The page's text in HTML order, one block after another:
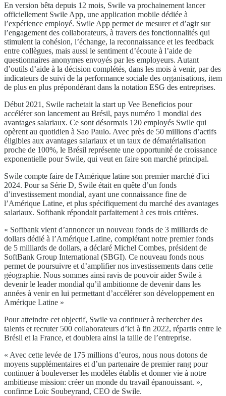
En version bêta depuis 12 mois, Swile va prochainement lancer
officiellement Swile App, une application mobile dédiée à
l’expérience employé. Swile App permet de mesurer et d’agir sur
l’engagement des collaborateurs, à travers des fonctionnalités qui
stimulent la cohésion, l’échange, la reconnaissance et les feedback
entre collègues, mais aussi le sentiment d’écoute à l’aide de
questionnaires anonymes envoyés par les employeurs. Autant
d’outils d’aide à la décision complétés, dans les mois à venir, par des
indicateurs de suivi de la performance sociale des organisations, item
de plus en plus prépondérant dans la notation ESG des entreprises.
Début 2021, Swile rachetait la start up Vee Beneficios pour
accélérer son lancement au Brésil, pays numéro 1 mondial des
avantages salariaux. Ce sont désormais 120 employés Swile qui
opèrent au quotidien à Sao Paulo. Avec près de 50 millions d’actifs
éligibles aux avantages salariaux et un taux de dématérialisation
proche de 100%, le Brésil représente une opportunité́ de croissance
exponentielle pour Swile, qui veut en faire son marché principal.
Swile compte faire de l'Amérique latine son premier marché d'ici
2024. Pour sa Série D, Swile était en quête d’un fonds
d’investissement mondial, ayant une connaissance fine de
l’Amérique Latine, et plus spécifiquement du marché des avantages
salariaux. Softbank répondait parfaitement à ces trois critères.
« Softbank vient d’annoncer un nouveau fonds de 3 milliards de
dollars dédié à l’Amérique Latine, complétant notre premier fonds
de 5 milliards de dollars, a déclaré Michel Combes, président de
SoftBank Group International (SBGI). Ce nouveau fonds nous
permet de poursuivre et d’amplifier nos investissements dans cette
géographie. Nous sommes ainsi ravis de pouvoir aider Swile à
devenir le leader mondial qu’il ambitionne de devenir dans les
années à venir en lui permettant d’accélérer son développement en
Amérique Latine »
Pour atteindre cet objectif, Swile va continuer à rechercher des
talents et recruter 500 collaborateurs d’ici à fin 2022, répartis entre le
Brésil et la France, et doublera ainsi la taille de l’entreprise.
« Avec cette levée de 175 millions d’euros, nous nous dotons de
moyens supplémentaires et d’un partenaire de premier rang pour
continuer à bouleverser les modèles établis et donner vie à notre
ambitieuse mission: créer un monde du travail épanouissant. »,
confirme Loïc Soubeyrand, CEO de Swile.